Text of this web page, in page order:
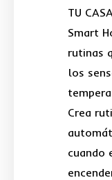
TU
Smart
rutinas
los
Crea
cuando